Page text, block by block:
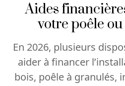
Aides
votre poêle
En 2026, plusieurs
aider à financer
bois, poêle à granulés,